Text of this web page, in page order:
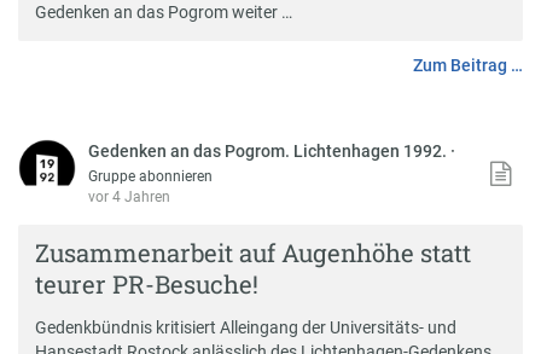
Gedenken an das Pogrom weiter …
Zum Beitrag …
Gedenken an das Pogrom. Lichtenhagen 1992. ·
Gruppe abonnieren
vor 4 Jahren
Zusammenarbeit auf Augenhöhe statt
teurer PR-Besuche!
Gedenkbündnis kritisiert Alleingang der Universitäts- und